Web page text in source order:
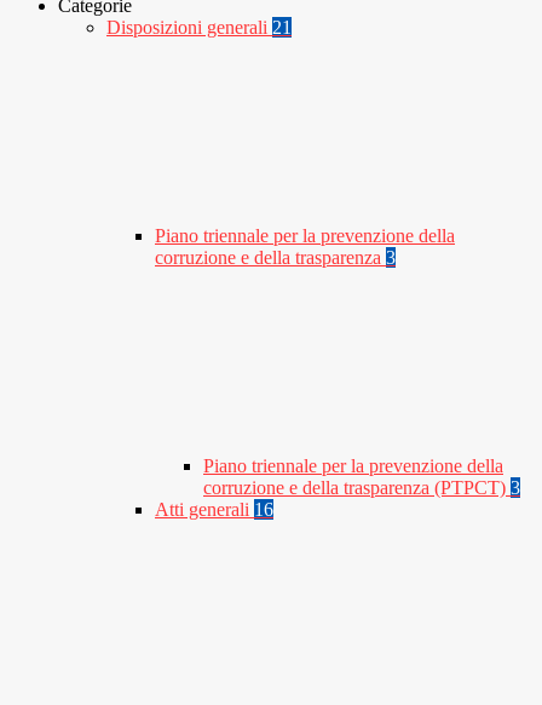
Categorie
Disposizioni generali 21
Piano triennale per la prevenzione della
corruzione e della trasparenza 3
Piano triennale per la prevenzione della
corruzione e della trasparenza (PTPCT) 3
Atti generali 16